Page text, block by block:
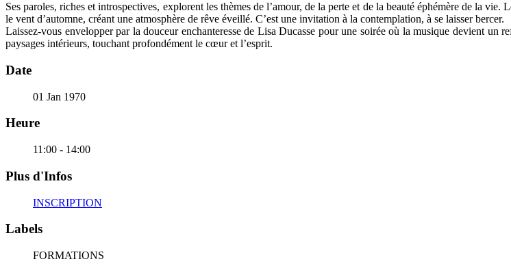
Ses paroles, riches et introspectives, explorent les thèmes de l’amour, de la perte et de la beauté éphémère de la
le vent d’automne, créant une atmosphère de rêve éveillé. C’est une invitation à la contemplation, à se laisser bercer.
Laissez-vous envelopper par la douceur enchanteresse de Lisa Ducasse pour une soirée où la musique devient un
paysages intérieurs, touchant profondément le cœur et l’esprit.
Date
01 Jan 1970
Heure
11:00 - 14:00
Plus d'Infos
INSCRIPTION
Labels
FORMATIONS